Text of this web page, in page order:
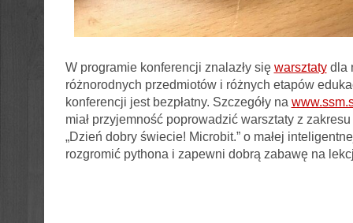
W programie konferencji znalazły się warsztatydla
różnorodnych przedmiotów i różnych etapów
konferencji jest bezpłatny. Szczegóły na
miał przyjemność poprowadzić warsztaty z
„Dzień dobry świecie! Microbit.” o małej
rozgromić pythona i zapewni dobrą zabawę na